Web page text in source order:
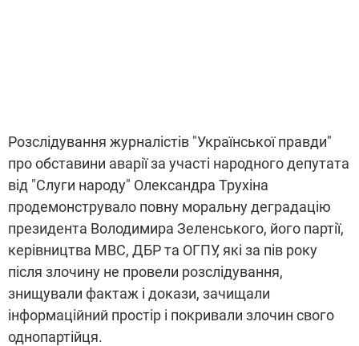
Розслідування журналістів "Української правди"
про обставини аварії за участі народного депутата
від "Слуги народу" Олександра Трухіна
продемонструвало повну моральну деградацію
президента Володимира Зеленського, його партії,
керівництва МВС, ДБР та ОГПУ, які за пів року
після злочину не провели розслідування,
знищували фактаж і докази, зачищали
інформаційний простір і покривали злочин свого
однопартійця.